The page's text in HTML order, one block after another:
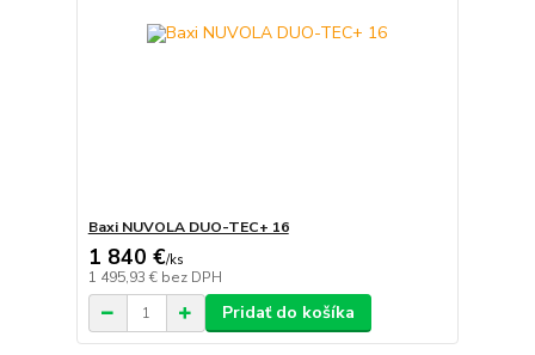
Baxi NUVOLA DUO-TEC+ 16
1 840 €/ks
1 495,93 € bez DPH
Pridať do košíka